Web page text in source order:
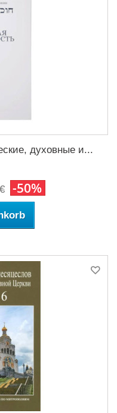
духовные и...
-50%